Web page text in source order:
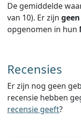
De gemiddelde
van 10). Er zijn geen
opgenomen in hun
Recensies
Er zijn nog geen
recensie hebben
recensie geeft?